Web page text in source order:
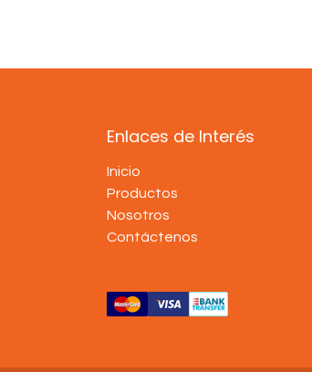
Enlaces de Interés
Inicio
Productos
Nosotros
Contáctenos